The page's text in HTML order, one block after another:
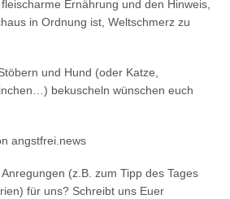
Ernährung und den Hinweis,
in Ordnung ist, Weltschmerz zu
und Hund (oder Katze,
bekuscheln wünschen euch
angstfrei.news
(z.B. zum Tipp des Tages
für uns? Schreibt uns Euer